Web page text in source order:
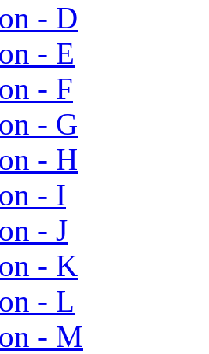
- D
- E
- F
- G
- H
- I
- J
- K
- L
- M